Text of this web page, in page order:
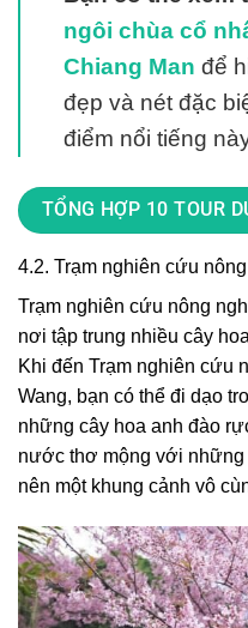
ngôi chùa cổ
Chiang Man để
đẹp và nét đặc
điểm nổi tiếng
TỔNG HỢP 10 TOUR
4.2. Trạm nghiên cứu
Trạm nghiên cứu nông
nơi tập trung nhiều cây
Khi đến Trạm nghiên cứu
Wang, bạn có thể đi dạo
những cây hoa anh đào
nước thơ mộng với những
nên một khung cảnh vô